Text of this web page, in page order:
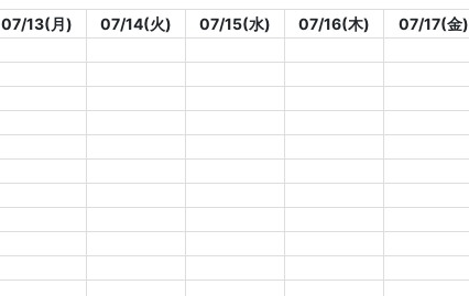
07/13(月) 07/14(火) 07/15(水) 07/16(木) 07/17(金)